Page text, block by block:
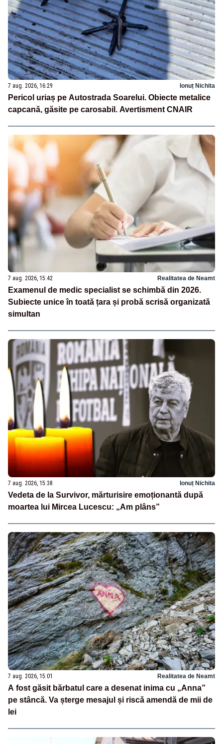
7 aug. 2026, 16:29 Ionuț Nichita
Pericol uriaș pe Autostrada Soarelui. Obiecte metalice
capcană, găsite pe carosabil. Avertisment CNAIR
7 aug. 2026, 15:42 Realitatea de Neamt
Examenul de medic specialist se schimbă din 2026.
Subiecte unice în toată țara și probă scrisă organizată
simultan
7 aug. 2026, 15:38 Ionuț Nichita
Vedeta de la Survivor, mărturisire emoționantă după
moartea lui Mircea Lucescu: „Am plâns”
7 aug. 2026, 15:01 Realitatea de Neamt
A fost găsit bărbatul care a desenat inima cu „Anna”
pe stâncă. Va șterge mesajul și riscă amendă de mii de
lei